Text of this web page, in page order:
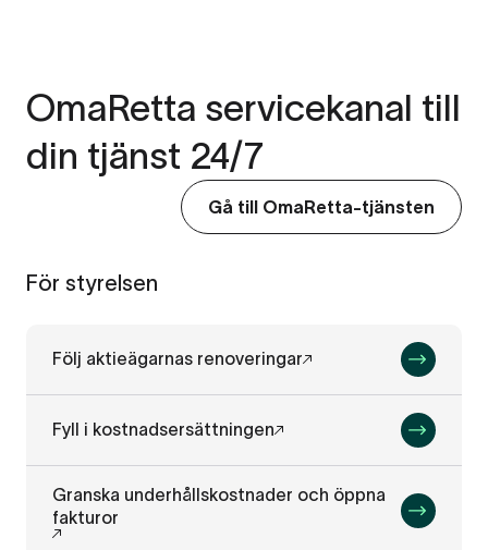
OmaRetta servicekanal till
din tjänst 24/7
Gå till OmaRetta-tjänsten
För styrelsen
Följ aktieägarnas renoveringar
Fyll i kostnadsersättningen
Granska underhållskostnader och öppna
fakturor